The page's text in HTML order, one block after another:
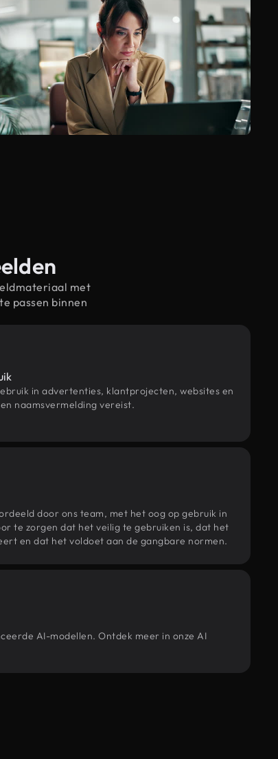
met
passen binnen
in advertenties, klantprojecten, websites en
naamsvermelding vereist.
door ons team, met het oog op gebruik in
te zorgen dat het veilig te gebruiken is, dat het
en dat het voldoet aan de gangbare normen.
AI-modellen. Ontdek meer in onze AI